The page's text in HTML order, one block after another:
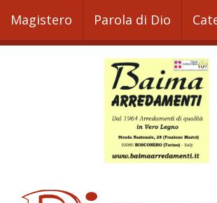
Magistero Parola di Dio